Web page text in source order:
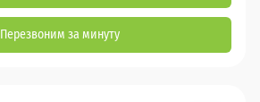
Перезвоним за минуту